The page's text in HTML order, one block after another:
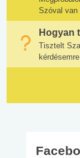
Szóval van
Hogyan
Tisztelt